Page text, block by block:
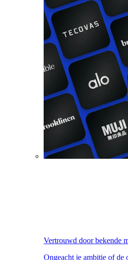
Vertrouwd door bekende
Ongeacht je ambitie of